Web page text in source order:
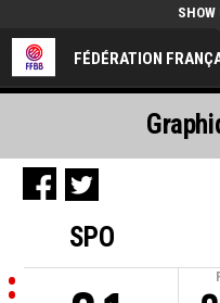
FÉDÉRATION
SHOW
SPO